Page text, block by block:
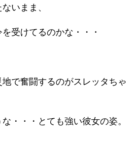
いまま、
受けてるのかな・・・
で奮闘するのがスレッタちゃ
・・・とても強い彼女の姿。